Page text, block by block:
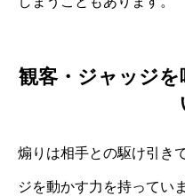
観客・ジャッジ
煽りは相手との駆け引き
ジを動かす力を持ってい